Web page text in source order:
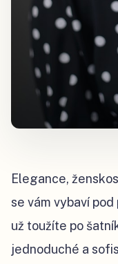
Elegance,
se vám vybaví
už toužíte po
jednoduché a